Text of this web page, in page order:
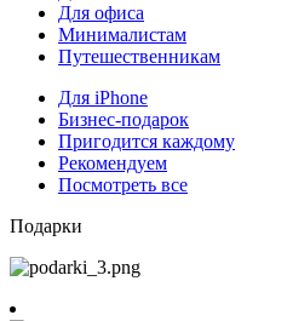
Для офиса
Минималистам
Путешественникам
Для iPhone
Бизнес-подарок
Пригодится каждому
Рекомендуем
Посмотреть все
Подарки